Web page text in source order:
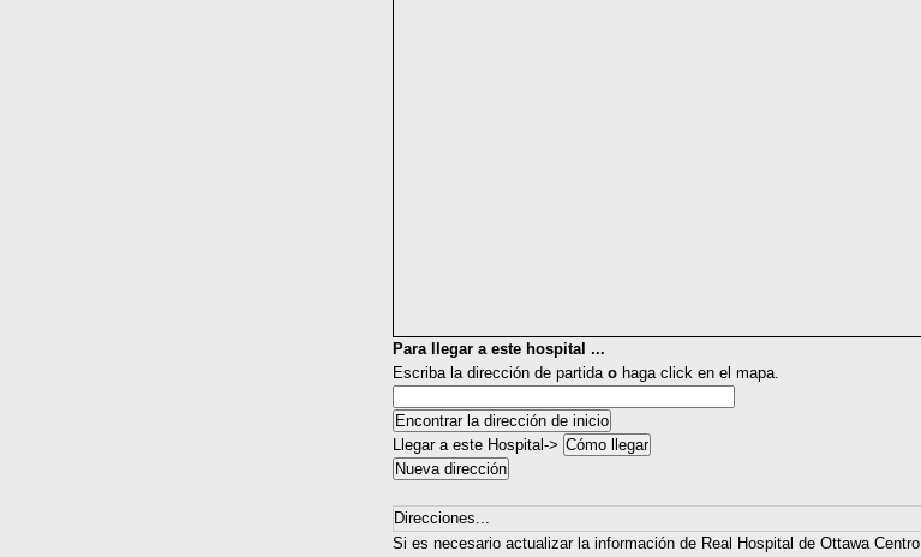
Para llegar a este hospital ...
Escriba la dirección de partida o haga click en el mapa.
Llegar a este Hospital->
Direcciones...
Si es necesario actualizar la información de Real Hospital de Ottawa Centro